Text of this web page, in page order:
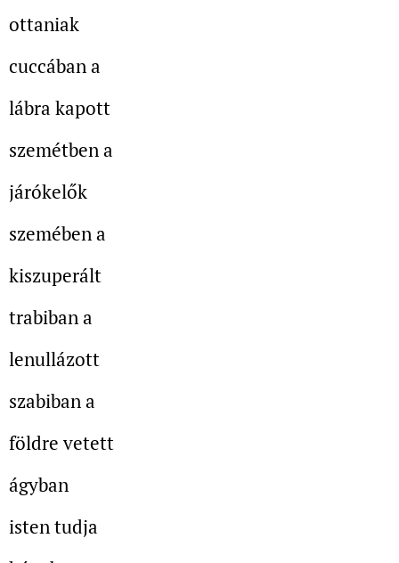
ottaniak
cuccában a
lábra kapott
szemétben a
járókelők
szemében a
kiszuperált
trabiban a
lenullázott
szabiban a
földre vetett
ágyban
isten tudja